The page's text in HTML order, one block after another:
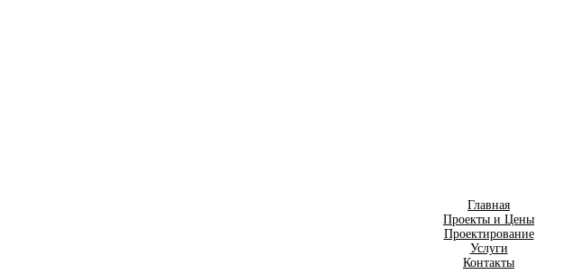
Главная
Проекты и Цены
Проектирование
Услуги
Контакты